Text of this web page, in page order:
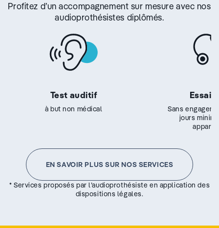
Profitez d’un accompagnement sur mesure avec nos
audioprothésistes diplômés.
Test auditif
à but non médical
Essai
Sans
jours
EN SAVOIR PLUS SUR NOS SERVICES
* Services proposés par l’audioprothésiste en application des
dispositions légales.